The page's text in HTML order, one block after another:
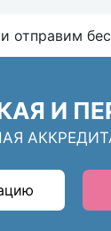
отправим
И